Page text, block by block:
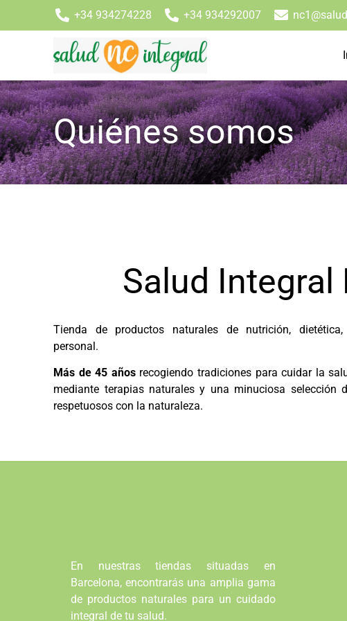
+34 934274228 +34 934292007
Quiénes somos
Salud Integral
Tienda de productos naturales de nutrición,
personal.
Más de 45 añosrecogiendo tradiciones para cuidar la
mediante terapias naturales y una minuciosa selección
respetuosos con la naturaleza.
En nuestras tiendas situadas en
Barcelona, encontrarás una amplia gama
de productos naturales para un cuidado
integral de tu salud.